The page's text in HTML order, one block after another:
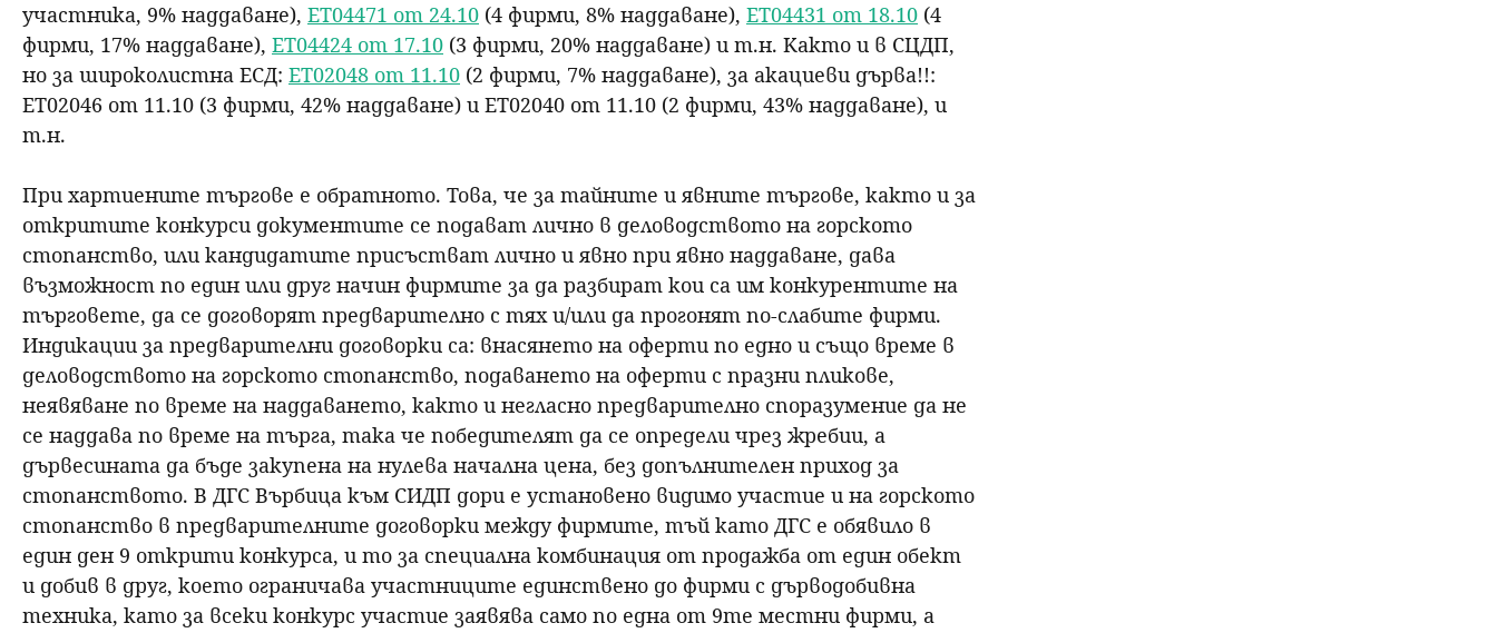
участника, 9% наддаване), ЕТ04471 от 24.10 (4 фирми, 8% наддаване), ЕТ04431 от 18.10 (4
фирми, 17% наддаване), ЕТ04424 от 17.10 (3 фирми, 20% наддаване) и т.н. Както и в СЦДП,
но за широколистна ЕСД: ЕТ02048 от 11.10 (2 фирми, 7% наддаване), за акациеви дърва!!:
ЕТ02046 от 11.10 (3 фирми, 42% наддаване) и ЕТ02040 от 11.10 (2 фирми, 43% наддаване), и
т.н.
При хартиените търгове е обратното. Това, че за тайните и явните търгове, както и за
откритите конкурси документите се подават лично в деловодството на горското
стопанство, или кандидатите присъстват лично и явно при явно наддаване, дава
възможност по един или друг начин фирмите за да разбират кои са им конкурентите на
търговете, да се договорят предварително с тях и/или да прогонят по-слабите фирми.
Индикации за предварителни договорки са: внасянето на оферти по едно и също време в
деловодството на горското стопанство, подаването на оферти с празни пликове,
неявяване по време на наддаването, както и негласно предварително споразумение да не
се наддава по време на търга, така че победителят да се определи чрез жребии, а
дървесината да бъде закупена на нулева начална цена, без допълнителен приход за
стопанството. В ДГС Върбица към СИДП дори е установено видимо участие и на горското
стопанство в предварителните договорки между фирмите, тъй като ДГС е обявило в
един ден 9 открити конкурса, и то за специална комбинация от продажба от един обект
и добив в друг, което ограничава участниците единствено до фирми с дърводобивна
техника, като за всеки конкурс участие заявява само по една от 9те местни фирми, а